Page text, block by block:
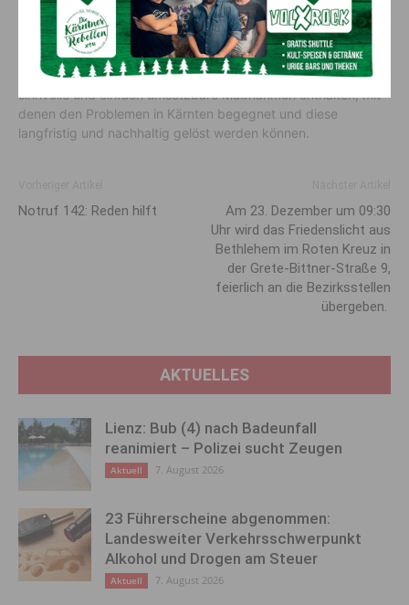
dem wollen wir anknüpfen und werden dementsprechend
unser Wahlprogramm Anfang des kommenden Jahres
präsentieren – voraussichtlich am 16. Jänner“, so derFPÖ-
Parteichef. Das Arbeitsprogramm der FPÖ Kärnten wird
sinnvolle und einfach umsetzbare Maßnahmen enthalten, mit
denen den Problemen in Kärnten begegnet und diese
langfristig und nachhaltig gelöst werden können.
Notruf 142: Reden hilft
Am 23. Dezember um 09:30
Uhr wird das Friedenslicht aus
Bethlehem im Roten Kreuz in
der Grete-Bittner-Straße 9,
feierlich an die Bezirksstellen
übergeben.
AKTUELLES
Lienz: Bub (4) nach Badeunfall
reanimiert – Polizei sucht Zeugen
Aktuell 7. August 2026
23 Führerscheine abgenommen:
Landesweiter Verkehrsschwerpunkt
Alkohol und Drogen am Steuer
Aktuell 7. August 2026